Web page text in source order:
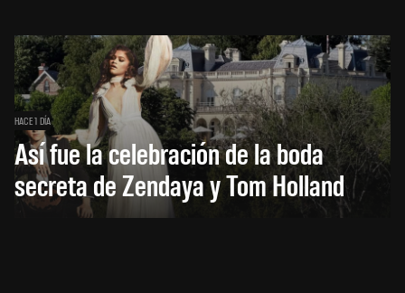
HACE 1 DÍA
Así fue la celebración de la boda
secreta de Zendaya y Tom Holland